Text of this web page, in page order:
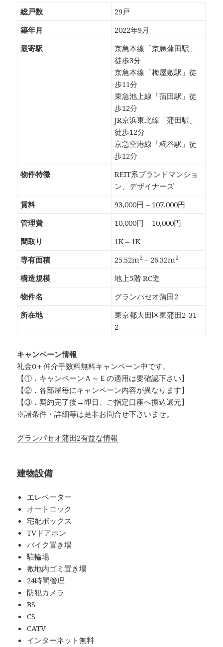
総戸数
29戸
築年月
2022年9月
最寄駅
京急本線「京急蒲田駅」
徒歩3分
京急本線「梅屋敷駅」徒
歩11分
東急池上線「蒲田駅」徒
歩12分
JR京浜東北線「蒲田駅」
徒歩12分
京急空港線「糀谷駅」徒
歩12分
物件特徴
REIT系ブランドマンショ
ン、デザイナーズ
賃料
93,000円 – 107,000円
管理費
10,000円 – 10,000円
間取り
1K – 1K
専有面積
25.52m2 – 26.32m2
構造規模
地上5階 RC造
物件名
グランパセオ蒲田2
所在地
東京都大田区東蒲田2-31-
2
キャンペーン情報
礼金0＋仲介手数料無料キャンペーン中です。
【①．キャンペーンＡ～Ｅの適用は要確認下さい】
【②．各部屋毎にキャンペーン内容が異なります】
【③．契約完了後→即日、ご指定口座へ振込還元】
※諸条件・詳細等は是非お問合せ下さいませ。
グランパセオ蒲田2有益な情報
建物設備
エレベーター
オートロック
宅配ボックス
TVドアホン
バイク置き場
駐輪場
敷地内ゴミ置き場
24時間管理
防犯カメラ
BS
CS
CATV
インターネット無料